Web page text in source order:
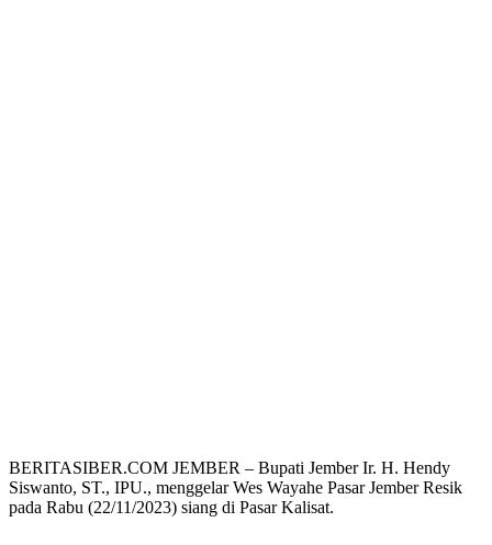
BERITASIBER.COM JEMBER – Bupati Jember Ir. H. Hendy
Siswanto, ST., IPU., menggelar Wes Wayahe Pasar Jember Resik
pada Rabu (22/11/2023) siang di Pasar Kalisat.